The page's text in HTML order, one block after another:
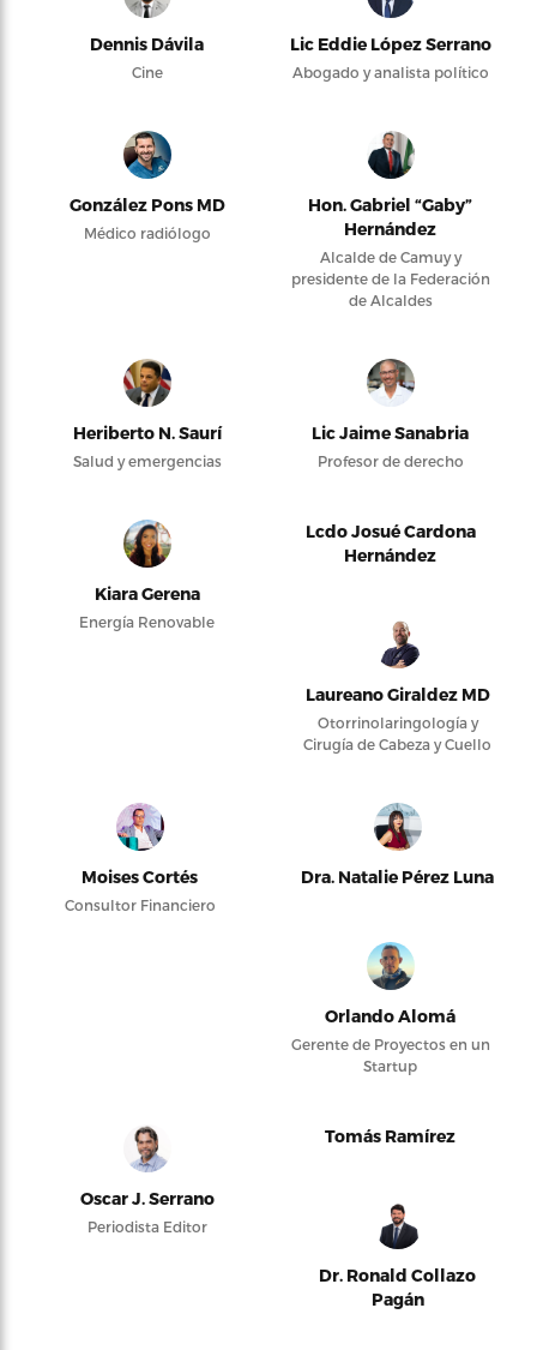
Dennis Dávila
Cine
Lic Eddie López Serrano
Abogado y analista político
González Pons MD
Médico radiólogo
Hon. Gabriel “Gaby”
Hernández
Alcalde de Camuy y
presidente de la Federación
de Alcaldes
Heriberto N. Saurí
Salud y emergencias
Lic Jaime Sanabria
Profesor de derecho
Kiara Gerena
Energía Renovable
Lcdo Josué Cardona
Hernández
Laureano Giraldez MD
Otorrinolaringología y
Cirugía de Cabeza y Cuello
Moises Cortés
Consultor Financiero
Dra. Natalie Pérez Luna
Orlando Alomá
Gerente de Proyectos en un
Startup
Oscar J. Serrano
Periodista Editor
Tomás Ramírez
Dr. Ronald Collazo
Pagán